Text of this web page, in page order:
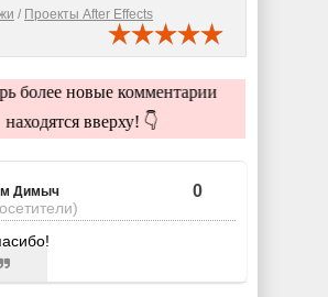
/ Проекты After Effects
более новые комментарии
находятся вверху! 👇
Димыч 0